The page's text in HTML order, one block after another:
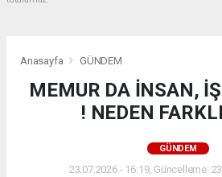
Anasayfa GÜNDEM
MEMUR DA İNSAN,
! NEDEN
GÜNDEM
23.07.2026 - 16:19, Güncelleme: